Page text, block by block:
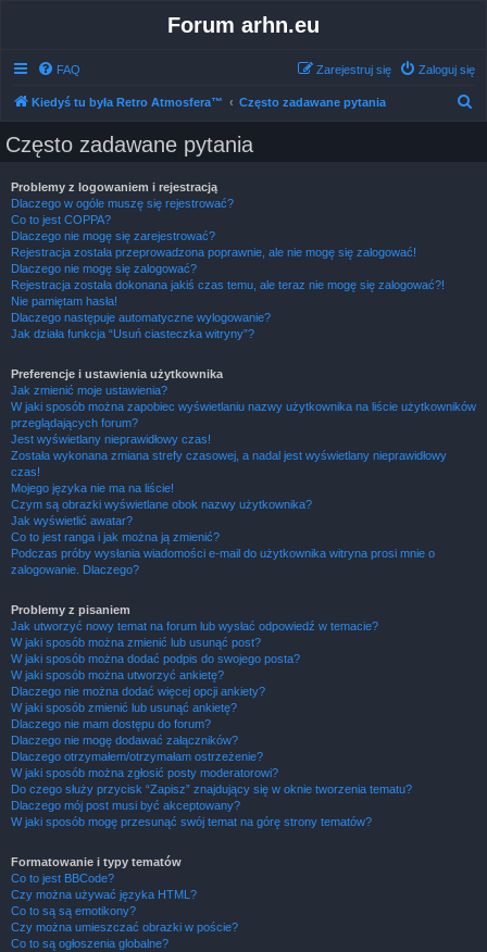
Forum arhn.eu
FAQ Zaloguj się
Zarejestruj się
Kiedyś tu była Retro Atmosfera™ Często zadawane pytania
Często zadawane pytania
Problemy z logowaniem i rejestracją
Dlaczego w ogóle muszę się rejestrować?
Co to jest COPPA?
Dlaczego nie mogę się zarejestrować?
Rejestracja została przeprowadzona poprawnie, ale nie mogę się zalogować!
Dlaczego nie mogę się zalogować?
Rejestracja została dokonana jakiś czas temu, ale teraz nie mogę się zalogować?!
Nie pamiętam hasła!
Dlaczego następuje automatyczne wylogowanie?
Jak działa funkcja “Usuń ciasteczka witryny”?
Preferencje i ustawienia użytkownika
Jak zmienić moje ustawienia?
W jaki sposób można zapobiec wyświetlaniu nazwy użytkownika na liście użytkowników
przeglądających forum?
Jest wyświetlany nieprawidłowy czas!
Została wykonana zmiana strefy czasowej, a nadal jest wyświetlany nieprawidłowy
czas!
Mojego języka nie ma na liście!
Czym są obrazki wyświetlane obok nazwy użytkownika?
Jak wyświetlić awatar?
Co to jest ranga i jak można ją zmienić?
Podczas próby wysłania wiadomości e-mail do użytkownika witryna prosi mnie o
zalogowanie. Dlaczego?
Problemy z pisaniem
Jak utworzyć nowy temat na forum lub wysłać odpowiedź w temacie?
W jaki sposób można zmienić lub usunąć post?
W jaki sposób można dodać podpis do swojego posta?
W jaki sposób można utworzyć ankietę?
Dlaczego nie można dodać więcej opcji ankiety?
W jaki sposób zmienić lub usunąć ankietę?
Dlaczego nie mam dostępu do forum?
Dlaczego nie mogę dodawać załączników?
Dlaczego otrzymałem/otrzymałam ostrzeżenie?
W jaki sposób można zgłosić posty moderatorowi?
Do czego służy przycisk “Zapisz” znajdujący się w oknie tworzenia tematu?
Dlaczego mój post musi być akceptowany?
W jaki sposób mogę przesunąć swój temat na górę strony tematów?
Formatowanie i typy tematów
Co to jest BBCode?
Czy można używać języka HTML?
Co to są są emotikony?
Czy można umieszczać obrazki w poście?
Co to są ogłoszenia globalne?